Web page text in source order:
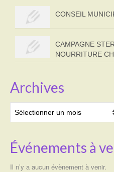
CONSEIL
CAMPAGNE
NOURRITURE
Archives
Événements à
Il n’y a aucun évènement à venir.